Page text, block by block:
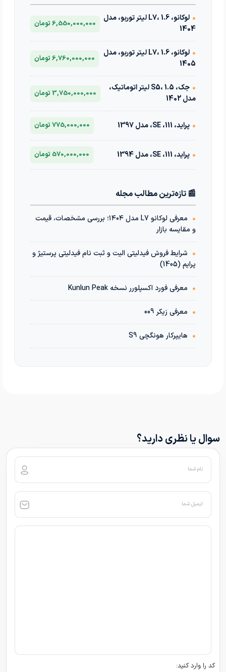
•
لوکانو، L7، 1.6 لیتر توربو، مدل
1404
6,550,000,000 تومان
•
لوکانو، L7، 1.6 لیتر توربو، مدل
1405
6,760,000,000 تومان
•
جک، S5، 1.5 لیتر اتوماتیک،
مدل 1402
3,750,000,000 تومان
• پراید، 111، SE، مدل 1397 775,000,000 تومان
• پراید، 111، SE، مدل 1394 570,000,000 تومان
📰 تازه‌ترین مطالب مجله
•
معرفی لوکانو L7 مدل ۱۴۰۴؛ بررسی مشخصات، قیمت
و مقایسه بازار
• شرایط فروش فیدلیتی الیت و ثبت نام فیدلیتی پرستیژ و
پرایم (1405)
• معرفی فورد اکسپلورر نسخه Kunlun Peak
• معرفی زیکر 009
• هایپرکار هونگچی S9
سوال یا نظری دارید؟
نام شما
ایمیل شما
کد را وارد کنید: